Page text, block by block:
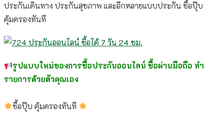
ประกันเดินทาง ประกันสุขภาพ และอีกหลายแบบประกัน ซื้อปุ๊บ
คุ้มครองทันที
รูปแบบใหม่ของการซื้อประกันออนไลน์ ซื้อผ่านมือถือ ทำ
รายการด้วยตัวคุณเอง
ซื้อปุ๊บ คุ้มครองทันที